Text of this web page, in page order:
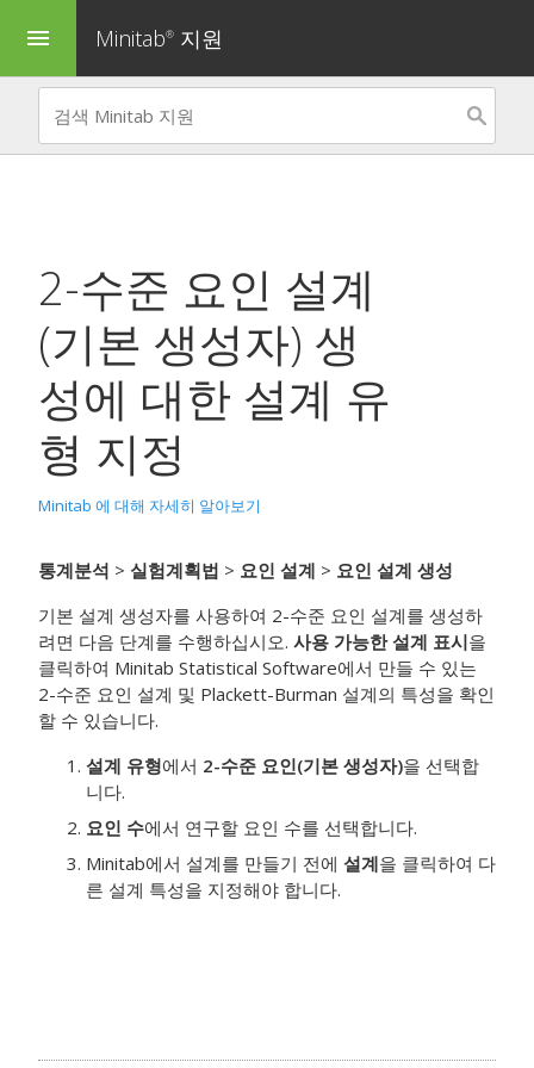
menu Minitab® 지원
2-수준 요인 설계
(기본 생성자) 생
성에 대한 설계 유
형 지정
Minitab 에 대해 자세히 알아보기
통계분석 > 실험계획법 > 요인 설계 > 요인 설계 생성
기본 설계 생성자를 사용하여 2-수준 요인 설계를 생성하
려면 다음 단계를 수행하십시오. 사용 가능한 설계 표시을
클릭하여 Minitab Statistical Software에서 만들 수 있는
2-수준 요인 설계 및 Plackett-Burman 설계의 특성을 확인
할 수 있습니다.
설계 유형에서 2-수준 요인(기본 생성자)을 선택합
니다.
요인 수에서 연구할 요인 수를 선택합니다.
Minitab에서 설계를 만들기 전에 설계을 클릭하여 다
른 설계 특성을 지정해야 합니다.